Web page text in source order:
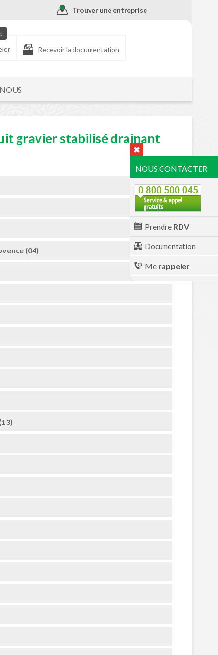
NOUS CONTACTER
Prendre RDV
Documentation
Me rappeler
Trouver une entreprise
Recevoir la documentation
gravier stabilisé drainant
(04)